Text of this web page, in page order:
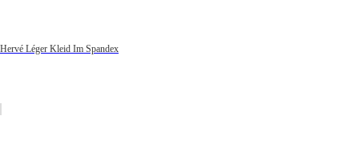
Hervé Léger Kleid Im Spandex